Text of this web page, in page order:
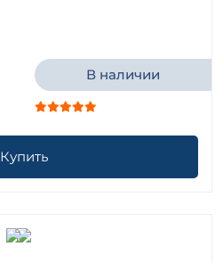
В наличии
Купить